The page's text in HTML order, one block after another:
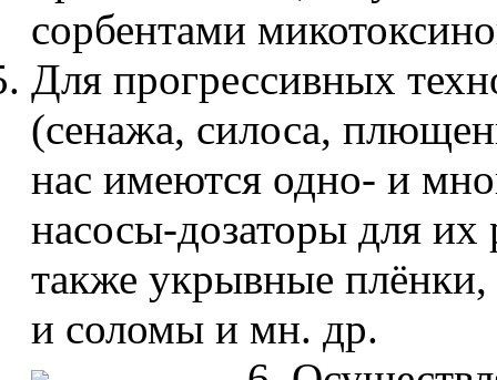
сорбентами
Для прогрессивных
(сенажа, силоса,
нас имеются одно- и
насосы-дозаторы для их
также укрывные плёнки,
и соломы и мн. др.